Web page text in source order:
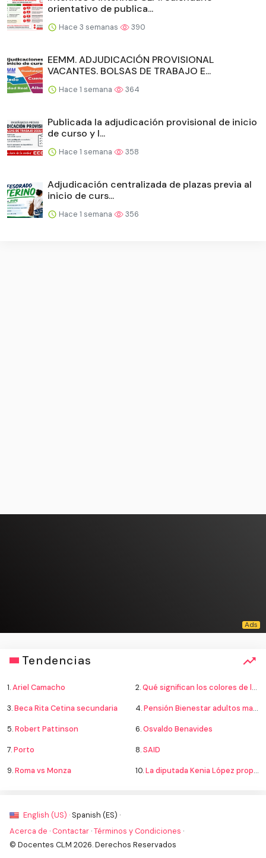
orientativo de publica...
Hace 3 semanas 390
EEMM. ADJUDICACIÓN PROVISIONAL
VACANTES. BOLSAS DE TRABAJO E...
Hace 1 semana 364
Publicada la adjudicación provisional de inicio
de curso y l...
Hace 1 semana 358
Adjudicación centralizada de plazas previa al
inicio de curs...
Hace 1 semana 356
Tendencias
1.Ariel Camacho 2.Qué significan los colores de la bandera
3.Beca Rita Cetina secundaria 4.Pensión Bienestar adultos mayores
5.Robert Pattinson 6.Osvaldo Benavides
7.Porto 8.SAID
9.Roma vs Monza 10.La diputada Kenia López propone cambiar el nombre del país a México
English (US) · Spanish (ES) ·
Acerca de · Contactar ·Términos y Condiciones ·
© Docentes CLM 2026. Derechos Reservados